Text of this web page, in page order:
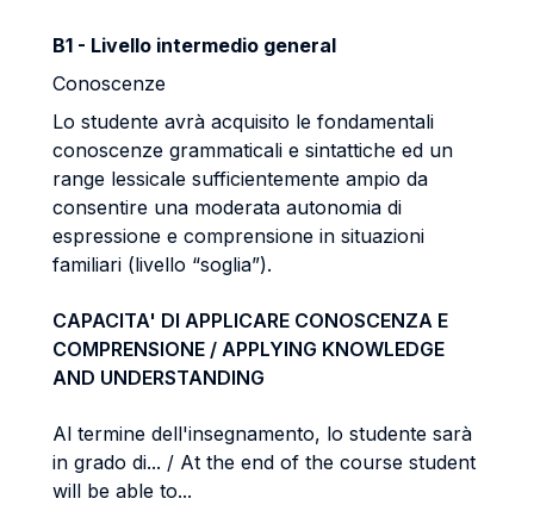
B1 - Livello intermedio general
Conoscenze
Lo studente avrà acquisito le fondamentali
conoscenze grammaticali e sintattiche ed un
range lessicale sufficientemente ampio da
consentire una moderata autonomia di
espressione e comprensione in situazioni
familiari (livello “soglia”).
CAPACITA' DI APPLICARE CONOSCENZA E
COMPRENSIONE / APPLYING KNOWLEDGE
AND UNDERSTANDING
Al termine dell'insegnamento, lo studente sarà
in grado di... / At the end of the course student
will be able to...